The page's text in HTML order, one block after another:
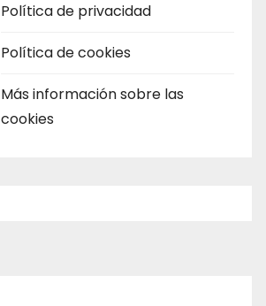
Política de privacidad
Política de cookies
Más información sobre las
cookies